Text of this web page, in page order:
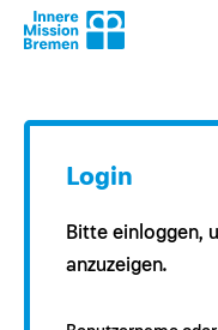
Login
Bitte einloggen,
anzuzeigen.